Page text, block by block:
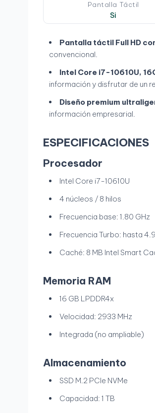
Pantalla Táctil
Si
Pantalla táctil Full HD
convencional.
Intel Core i7-10610U,
información y disfrutar de un
Diseño premium
información empresarial.
ESPECIFICACIONES
Procesador
Intel Core i7-10610U
4 núcleos / 8 hilos
Frecuencia base: 1.80 GHz
Frecuencia Turbo: hasta
Caché: 8 MB Intel Smart
Memoria RAM
16 GB LPDDR4x
Velocidad: 2933 MHz
Integrada (no ampliable)
Almacenamiento
SSD M.2 PCIe NVMe
Capacidad: 1 TB